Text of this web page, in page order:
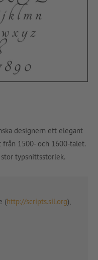
designern ett elegant
1500- och 1600-talet.
typsnittsstorlek.
(http://scripts.sil.org),